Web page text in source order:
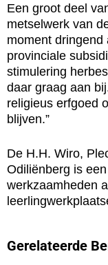
Een groot deel
metselwerk van
moment
provinciale
stimulering
daar graag aan
religieus erfgoed
blijven.”
De H.H. Wiro,
Odiliënberg is
werkzaamheden
Gerelateerde